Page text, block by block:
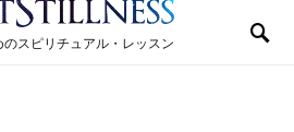
スピリチュアル・レッスン